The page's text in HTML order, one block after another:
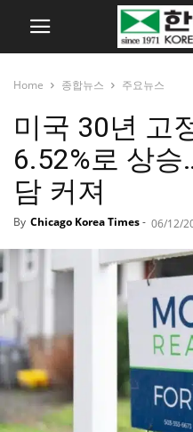
Home 종합뉴스 주요뉴스
미국 30년 고
6.52%로 상
담 커져
By Chicago Korea Times- 06/12/